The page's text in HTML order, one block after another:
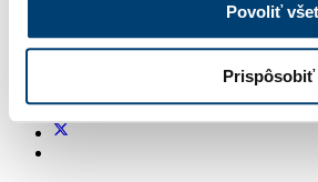
Povoliť
Prispôsobiť
Do veľkorozmerných prvkov
pre minimalizáciu rizika
tepelného šoku.